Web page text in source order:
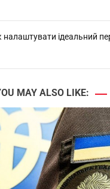
налаштувати ідеальний
MAY ALSO LIKE: